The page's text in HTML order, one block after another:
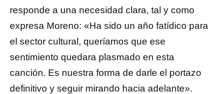
responde a una necesidad clara, tal y como
expresa Moreno: «Ha sido un año fatídico para
el sector cultural, queríamos que ese
sentimiento quedara plasmado en esta
canción. Es nuestra forma de darle el portazo
definitivo y seguir mirando hacia adelante».